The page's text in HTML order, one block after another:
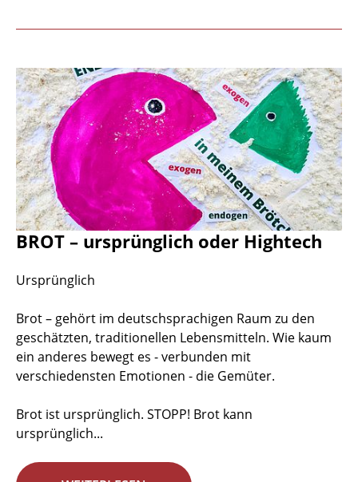
BROT – ursprünglich oder Hightech
Ursprünglich
Brot – gehört im deutschsprachigen Raum zu den
geschätzten, traditionellen Lebensmitteln. Wie kaum
ein anderes bewegt es - verbunden mit
verschiedensten Emotionen - die Gemüter.
Brot ist ursprünglich. STOPP! Brot kann
ursprünglich...